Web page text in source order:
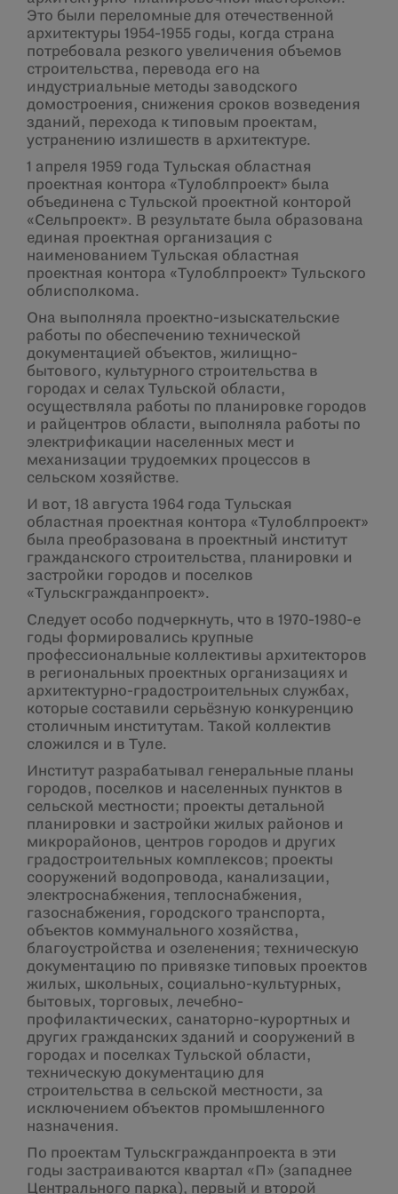
Это были переломные для отечественной
архитектуры 1954-1955 годы, когда страна
потребовала резкого увеличения объемов
строительства, перевода его на
индустриальные методы заводского
домостроения, снижения сроков возведения
зданий, перехода к типовым проектам,
устранению излишеств в архитектуре.
1 апреля 1959 года Тульская областная
проектная контора «Тулоблпроект» была
объединена с Тульской проектной конторой
«Сельпроект». В результате была образована
единая проектная организация с
наименованием Тульская областная
проектная контора «Тулоблпроект» Тульского
облисполкома.
Она выполняла проектно-изыскательские
работы по обеспечению технической
документацией объектов, жилищно-
бытового, культурного строительства в
городах и селах Тульской области,
осуществляла работы по планировке городов
и райцентров области, выполняла работы по
электрификации населенных мест и
механизации трудоемких процессов в
сельском хозяйстве.
И вот, 18 августа 1964 года Тульская
областная проектная контора «Тулоблпроект»
была преобразована в проектный институт
гражданского строительства, планировки и
застройки городов и поселков
«Тульскгражданпроект».
Следует особо подчеркнуть, что в 1970-1980-е
годы формировались крупные
профессиональные коллективы архитекторов
в региональных проектных организациях и
архитектурно-градостроительных службах,
которые составили серьёзную конкуренцию
столичным институтам. Такой коллектив
сложился и в Туле.
Институт разрабатывал генеральные планы
городов, поселков и населенных пунктов в
сельской местности; проекты детальной
планировки и застройки жилых районов и
микрорайонов, центров городов и других
градостроительных комплексов; проекты
сооружений водопровода, канализации,
электроснабжения, теплоснабжения,
газоснабжения, городского транспорта,
объектов коммунального хозяйства,
благоустройства и озеленения; техническую
документацию по привязке типовых проектов
жилых, школьных, социально-культурных,
бытовых, торговых, лечебно-
профилактических, санаторно-курортных и
других гражданских зданий и сооружений в
городах и поселках Тульской области,
техническую документацию для
строительства в сельской местности, за
исключением объектов промышленного
назначения.
По проектам Тульскгражданпроекта в эти
годы застраиваются квартал «П» (западнее
Центрального парка), первый и второй